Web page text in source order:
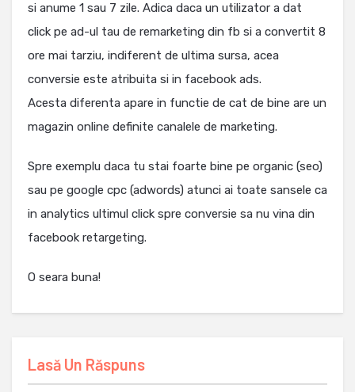
si anume 1 sau 7 zile. Adica daca un utilizator a dat
click pe ad-ul tau de remarketing din fb si a convertit 8
ore mai tarziu, indiferent de ultima sursa, acea
conversie este atribuita si in facebook ads.
Acesta diferenta apare in functie de cat de bine are un
magazin online definite canalele de marketing.
Spre exemplu daca tu stai foarte bine pe organic (seo)
sau pe google cpc (adwords) atunci ai toate sansele ca
in analytics ultimul click spre conversie sa nu vina din
facebook retargeting.
O seara buna!
Lasă Un Răspuns